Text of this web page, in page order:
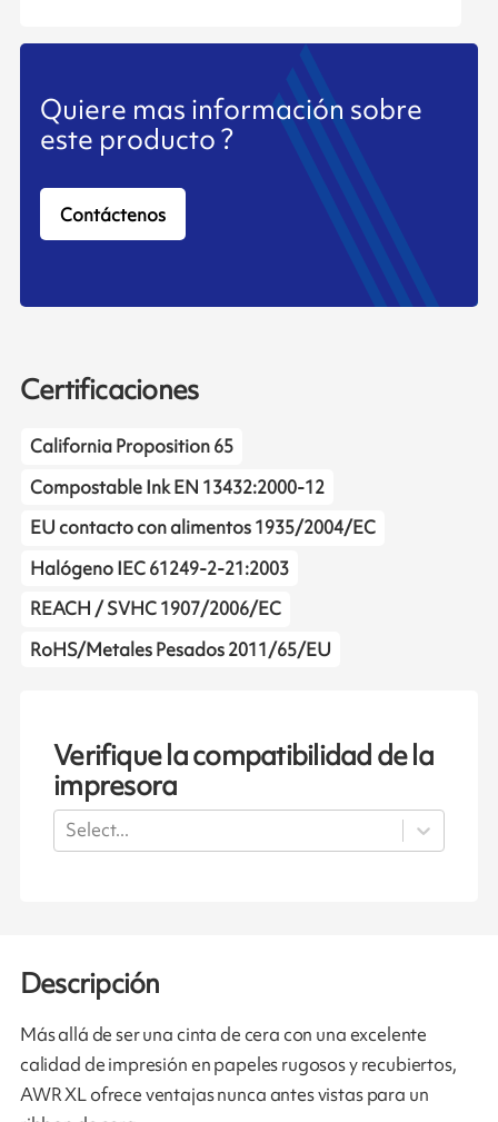
Quiere mas información sobre
este producto ?
Contáctenos
Certificaciones
California Proposition 65
Compostable Ink EN 13432:2000-12
EU contacto con alimentos 1935/2004/EC
Halógeno IEC 61249-2-21:2003
REACH / SVHC 1907/2006/EC
RoHS/Metales Pesados 2011/65/EU
Verifique la compatibilidad de la
impresora
Select...
Descripción
Más allá de ser una cinta de cera con una excelente
calidad de impresión en papeles rugosos y recubiertos,
AWR XL ofrece ventajas nunca antes vistas para un